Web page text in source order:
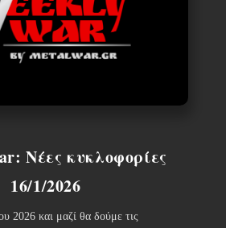
Νέες κυκλοφορίες
16/1/2026
2026 και μαζί θα δούμε τις